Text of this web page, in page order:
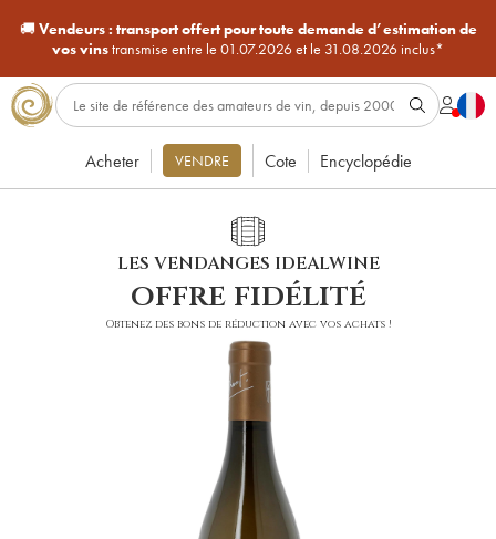
🚚Vendeurs : transport offert pour toute demande d’estimation de
vos vinstransmise entre le 01.07.2026 et le 31.08.2026 inclus*
Acheter VENDRE Cote Encyclopédie
LES VENDANGES IDEALWINE
offre fidélité
Obtenez des bons de réduction avec vos achats !